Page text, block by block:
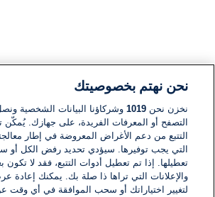
نحن نهتم بخصوصيتك
نخزن نحن1019 وشركاؤنا البيانات الشخصية
التصفح أو المعرفات الفريدة، على جهازك. يُمكّن
التتبع من دعم الأغراض المعروضة في إطار
التي يجب توفيرها. سيؤدي تحديد رفض الكل أو
تعطيلها. إذا تم تعطيل أدوات التتبع، فقد لا
والإعلانات التي تراها ذا صلة بك. يمكنك إعادة
لتغيير اختياراتك أو سحب الموافقة في أي وقت